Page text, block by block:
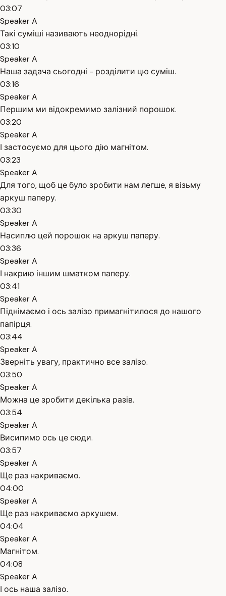
03:07
Speaker A
Такі суміші називають неоднорідні.
03:10
Speaker A
Наша задача сьогодні - розділити цю суміш.
03:16
Speaker A
Першим ми відокремимо залізний порошок.
03:20
Speaker A
І застосуємо для цього дію магнітом.
03:23
Speaker A
Для того, щоб це було зробити нам легше, я візьму
аркуш паперу.
03:30
Speaker A
Насиплю цей порошок на аркуш паперу.
03:36
Speaker A
І накрию іншим шматком паперу.
03:41
Speaker A
Піднімаємо і ось залізо примагнітилося до нашого
папірця.
03:44
Speaker A
Зверніть увагу, практично все залізо.
03:50
Speaker A
Можна це зробити декілька разів.
03:54
Speaker A
Висипимо ось це сюди.
03:57
Speaker A
Ще раз накриваємо.
04:00
Speaker A
Ще раз накриваємо аркушем.
04:04
Speaker A
Магнітом.
04:08
Speaker A
І ось наша залізо.